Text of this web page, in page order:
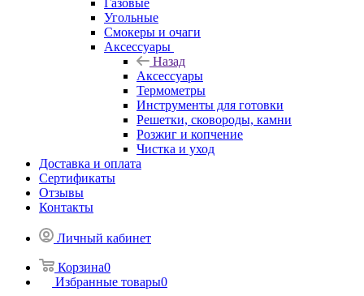
Газовые
Угольные
Смокеры и очаги
Аксессуары
Назад
Аксессуары
Термометры
Инструменты для готовки
Решетки, сковороды, камни
Розжиг и копчение
Чистка и уход
Доставка и оплата
Сертификаты
Отзывы
Контакты
Личный кабинет
Корзина0
Избранные товары0